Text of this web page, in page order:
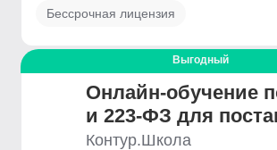
Бессрочная лицензия
Выгодный
Онлайн-обучение
и 223-ФЗ для
Контур.Школа